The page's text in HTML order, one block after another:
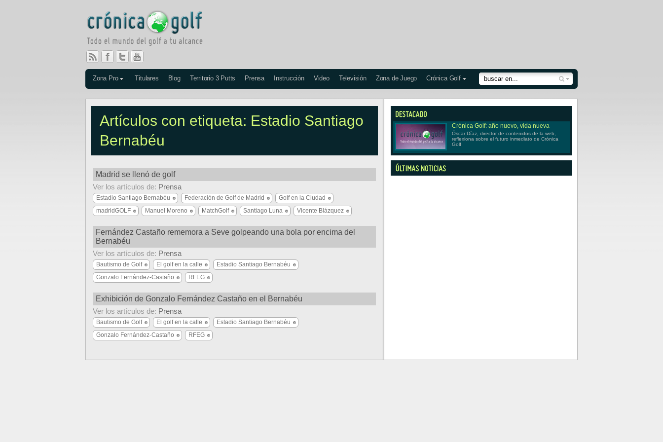
Zona Pro Titulares Blog Territorio 3 Putts Prensa Instrucción Video Televisión Zona de Juego Crónica Golf
Artículos con etiqueta: Estadio Santiago
Bernabéu
Madrid se llenó de golf
Ver los artículos de: Prensa
Estadio Santiago Bernabéu Federación de Golf de Madrid
Golf en la Ciudad
madridGOLF
Manuel Moreno MatchGolf Santiago Luna Vicente Blázquez
Fernández Castaño rememora a Seve golpeando una bola por encima del
Bernabéu
Ver los artículos de: Prensa
Bautismo de Golf El golf en la calle
Estadio Santiago Bernabéu
Gonzalo Fernández-Castaño
RFEG
Exhibición de Gonzalo Fernández Castaño en el Bernabéu
Ver los artículos de: Prensa
Bautismo de Golf El golf en la calle
Estadio Santiago Bernabéu
Gonzalo Fernández-Castaño
RFEG
Crónica Golf: año nuevo, vida nueva
Óscar Díaz, director de contenidos de la web,
reflexiona sobre el futuro inmediato de Crónica
Golf